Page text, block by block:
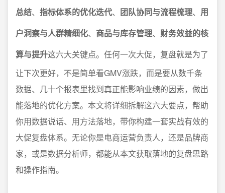
总结、 指标体系的优化迭代、 团队协同与流程梳理、 用
户洞察与人群精细化、 商品与库存管理、 财务效益的核
算与提升这六大关键点。任何一次大促，复盘就是为了
让下次更好，不是简单看GMV涨跌，而是要从数千条
数据、几十个报表里找到真正能影响业绩的因素，做出
能落地的优化方案。本文将详细拆解这六大要点，帮助
你用数据说话、用方法落地，带你构建一套实战有效的
大促复盘体系。无论你是电商运营负责人，还是品牌商
家，或是数据分析师，都能从本文获取落地的复盘思路
和操作指南。